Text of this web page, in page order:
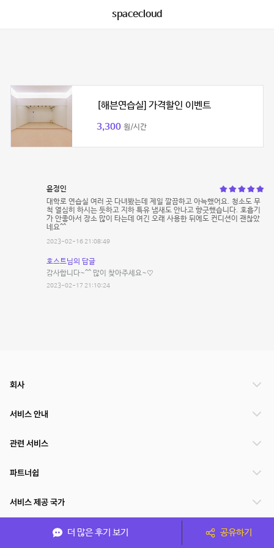
spacecloud
[해븐연습실] 가격할인 이벤트
3,300 원/시간
윤정인
대학로 연습실 여러 곳 다녀봤는데 제일 깔끔하고 아늑했어요. 청소도 무
척 열심히 하시는 듯하고 지하 특유 냄새도 안나고 향긋했습니다. 호흡기
가 안좋아서 장소 많이 타는데 여긴 오래 사용한 뒤에도 컨디션이 괜찮았
네요^^
2023-02-16 21:08:49
호스트님의 답글
감사합니다~^^ 많이 찾아주세요~♡
2023-02-17 21:10:24
더 많은 후기 보기 공유하기
회사
서비스 안내
관련 서비스
파트너쉽
서비스 제공 국가